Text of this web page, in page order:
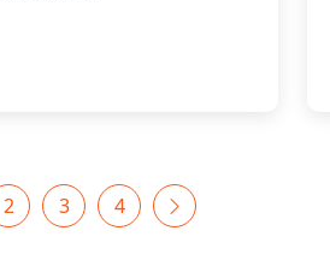
2 3 4